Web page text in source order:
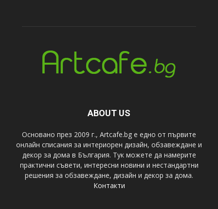
ABOUT US
Основано през 2009 г., Artcafe.bg е едно от първите
онлайн списания за интериорен дизайн, обзавеждане и
декор за дома в България. Тук можете да намерите
практични съвети, интересни новини и нестандартни
решения за обзавеждане, дизайн и декор за дома.
Контакти